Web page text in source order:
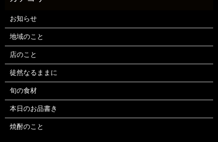
お知らせ
地域のこと
店のこと
徒然なるままに
旬の食材
本日のお品書き
焼酎のこと